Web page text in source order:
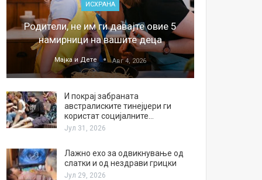
ИСХРАНА
Родители, не им ги давајте овие 5
намирници на вашите деца
Мајка и Дете Авг 4, 2026
И покрај забраната
австралиските тинејџери ги
користат социјалните…
Јул 31, 2026
Лажно ехо за одвикнување од
слатки и од нездрави грицки
Јул 29, 2026